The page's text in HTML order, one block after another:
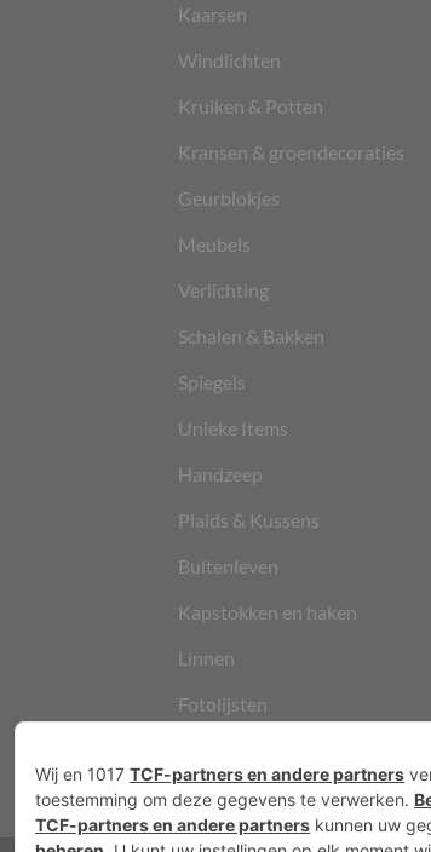
Kaarsen
Windlichten
Kruiken & Potten
Kransen & groendecoraties
Geurblokjes
Meubels
Verlichting
Schalen & Bakken
Spiegels
Unieke Items
Handzeep
Plaids & Kussens
Buitenleven
Kapstokken en haken
Linnen
Fotolijsten